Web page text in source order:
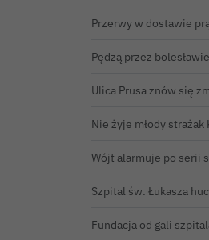
Nie żyje młody strażak